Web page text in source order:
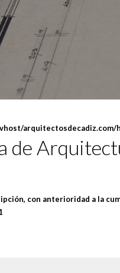
de
con anterioridad a la